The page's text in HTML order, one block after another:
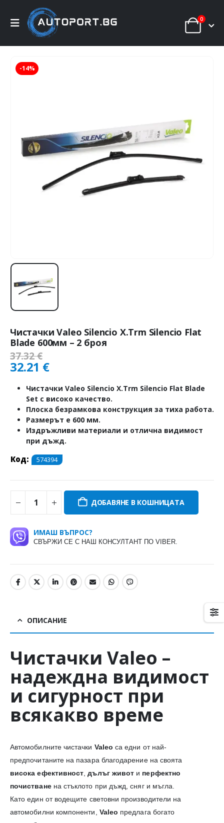
0
-14%
Чистачки Valeo Silencio X.Trm Silencio Flat
Blade 600мм – 2 броя
37.32€
32.21 €
Чистачки Valeo Silencio X.Trm Silencio Flat Blade
Set с високо качество.
Плоска безрамкова конструкция за тиха работа.
Размерът е 600 мм.
Издръжливи материали и отлична видимост
при дъжд.
Код: 574394
ДОБАВЯНЕ В КОШНИЦАТА
ИМАШ ВЪПРОС?
СВЪРЖИ СЕ С НАШ КОНСУЛТАНТ ПО VIBER.
ОПИСАНИЕ
Чистачки Valeo –
надеждна видимост
и сигурност при
всякакво време
Автомобилните чистачки Valeo са едни от най-
предпочитаните на пазара благодарение на своята
висока ефективност ,дълъг живот и перфектно
почистванена стъклото при дъжд, сняг и мъгла.
Като един от водещите световни производители на
автомобилни компоненти, Valeo предлага богато